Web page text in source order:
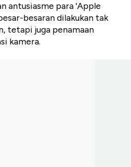
antusiasme para 'Apple
besaran dilakukan tak
tetapi juga penamaan
kamera.